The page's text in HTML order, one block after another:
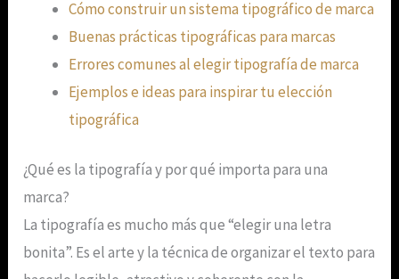
Cómo construir un sistema tipográfico de marca
Buenas prácticas tipográficas para marcas
Errores comunes al elegir tipografía de marca
Ejemplos e ideas para inspirar tu elección
tipográfica
¿Qué es la tipografía y por qué importa para una
marca?
La tipografía es mucho más que “elegir una letra
bonita”. Es el arte y la técnica de organizar el texto para